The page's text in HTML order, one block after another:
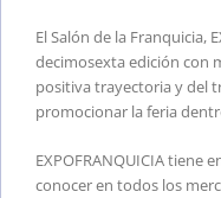
El Salón de la Franquicia,
decimosexta edición con
positiva trayectoria y del
promocionar la feria
EXPOFRANQUICIA tiene
conocer en todos los